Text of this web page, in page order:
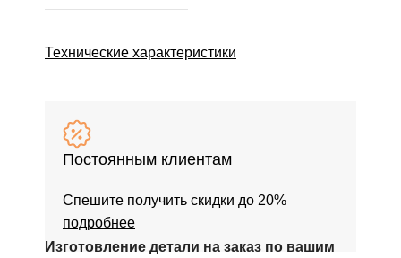
Технические характеристики
Постоянным клиентам
Спешите получить скидки до 20%
подробнее
Изготовление детали на заказ по вашим